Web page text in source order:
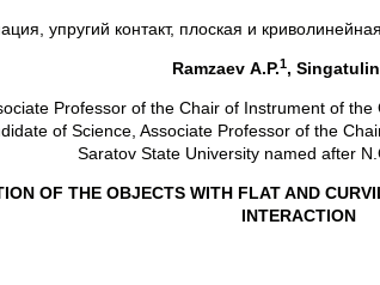
упругий контакт, плоская и
Ramzaev А.P.1,
Professor of the Chair of Instrument of
of Science, Associate Professor of the
Saratov State University named after
OF THE OBJECTS WITH FLAT AND
INTERACTION